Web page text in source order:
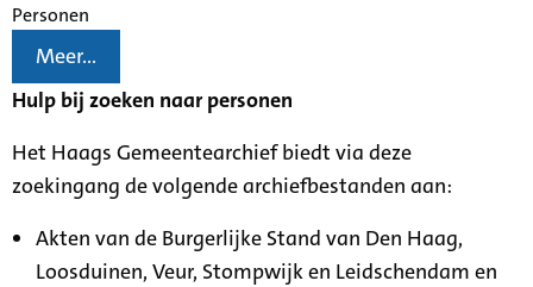
Personen
Meer...
Hulp bij zoeken naar personen
Het Haags Gemeentearchief biedt via deze
zoekingang de volgende archiefbestanden aan:
Akten van de Burgerlijke Stand van Den Haag,
Loosduinen, Veur, Stompwijk en Leidschendam en